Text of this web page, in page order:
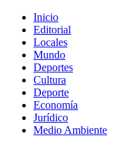
Inicio
Editorial
Locales
Mundo
Deportes
Cultura
Deporte
Economía
Jurídico
Medio Ambiente